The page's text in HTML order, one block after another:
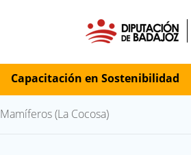
Capacitación en Sostenibilidad
Mamíferos (La Cocosa)